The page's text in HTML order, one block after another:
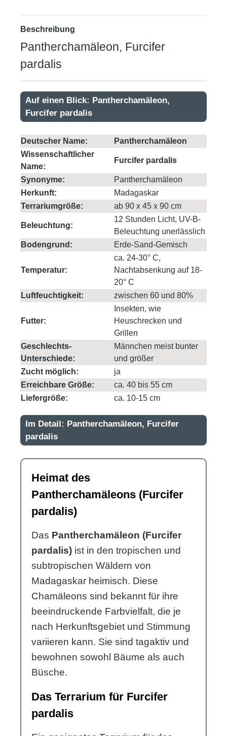
Beschreibung
Pantherchamäleon, Furcifer
pardalis
Auf einen Blick: Pantherchamäleon,
Furcifer pardalis
Deutscher Name:
Pantherchamäleon
Wissenschaftlicher
Name:
Furcifer pardalis
Synonyme:
Pantherchamäleon
Herkunft:
Madagaskar
Terrariumgröße:
ab 90 x 45 x 90 cm
Beleuchtung:
12 Stunden Licht, UV-B-
Beleuchtung unerlässlich
Bodengrund:
Erde-Sand-Gemisch
Temperatur:
ca. 24-30° C,
Nachtabsenkung auf 18-
20° C
Luftfeuchtigkeit:
zwischen 60 und 80%
Futter:
Insekten, wie
Heuschrecken und
Grillen
Geschlechts-
Unterschiede:
Männchen meist bunter
und größer
Zucht möglich:
ja
Erreichbare Größe:
ca. 40 bis 55 cm
Liefergröße:
ca. 10-15 cm
Im Detail: Pantherchamäleon, Furcifer
pardalis
Heimat des
Pantherchamäleons (Furcifer
pardalis)
Das Pantherchamäleon (Furcifer
pardalis) ist in den tropischen und
subtropischen Wäldern von
Madagaskar heimisch. Diese
Chamäleons sind bekannt für ihre
beeindruckende Farbvielfalt, die je
nach Herkunftsgebiet und Stimmung
variieren kann. Sie sind tagaktiv und
bewohnen sowohl Bäume als auch
Büsche.
Das Terrarium für Furcifer
pardalis